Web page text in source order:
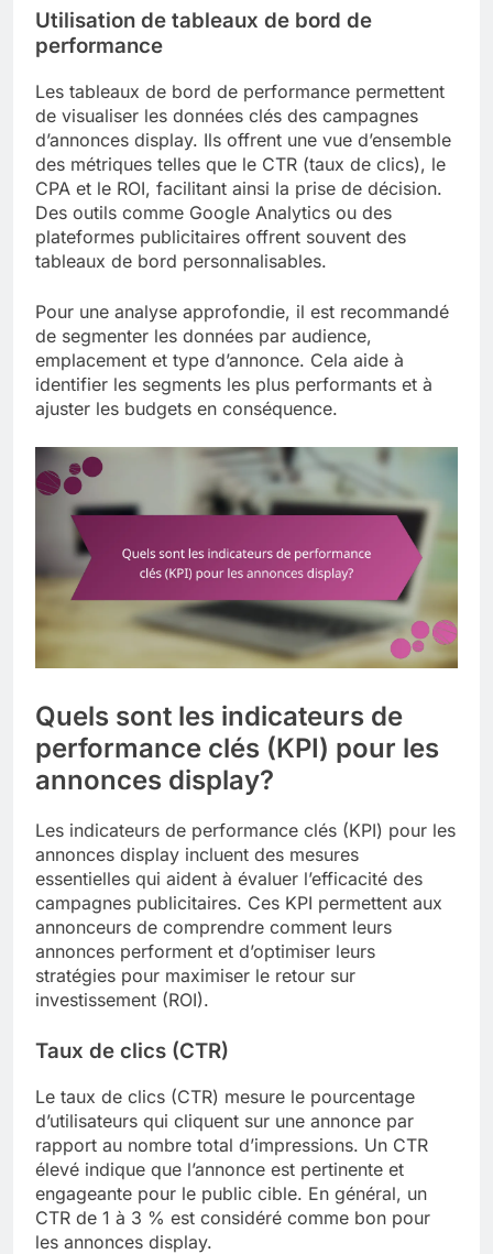
Utilisation de tableaux de bord de
performance
Les tableaux de bord de performance permettent
de visualiser les données clés des campagnes
d’annonces display. Ils offrent une vue d’ensemble
des métriques telles que le CTR (taux de clics), le
CPA et le ROI, facilitant ainsi la prise de décision.
Des outils comme Google Analytics ou des
plateformes publicitaires offrent souvent des
tableaux de bord personnalisables.
Pour une analyse approfondie, il est recommandé
de segmenter les données par audience,
emplacement et type d’annonce. Cela aide à
identifier les segments les plus performants et à
ajuster les budgets en conséquence.
Quels sont les indicateurs de
performance clés (KPI) pour les
annonces display?
Les indicateurs de performance clés (KPI) pour les
annonces display incluent des mesures
essentielles qui aident à évaluer l’efficacité des
campagnes publicitaires. Ces KPI permettent aux
annonceurs de comprendre comment leurs
annonces performent et d’optimiser leurs
stratégies pour maximiser le retour sur
investissement (ROI).
Taux de clics (CTR)
Le taux de clics (CTR) mesure le pourcentage
d’utilisateurs qui cliquent sur une annonce par
rapport au nombre total d’impressions. Un CTR
élevé indique que l’annonce est pertinente et
engageante pour le public cible. En général, un
CTR de 1 à 3 % est considéré comme bon pour
les annonces display.